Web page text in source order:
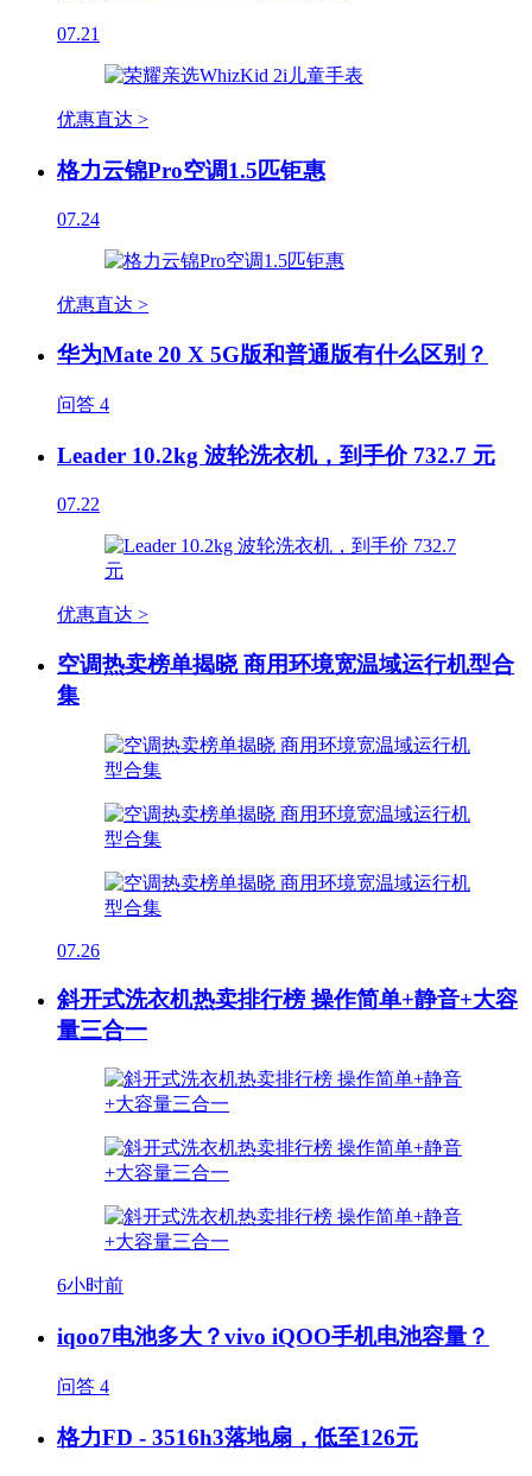
07.21
优惠直达 >
格力云锦Pro空调1.5匹钜惠
07.24
优惠直达 >
华为Mate 20 X 5G版和普通版有什么区别？
问答 4
Leader 10.2kg 波轮洗衣机，到手价 732.7 元
07.22
优惠直达 >
空调热卖榜单揭晓 商用环境宽温域运行机型合
集
07.26
斜开式洗衣机热卖排行榜 操作简单+静音+大容
量三合一
6小时前
iqoo7电池多大？vivo iQOO手机电池容量？
问答 4
格力FD - 3516h3落地扇，低至126元